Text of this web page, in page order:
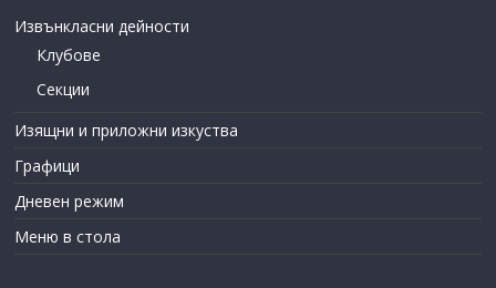
Извънкласни дейности
Клубове
Секции
Изящни и приложни изкуства
Графици
Дневен режим
Меню в стола